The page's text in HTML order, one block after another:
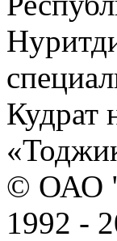
Кудрат
© ОАО
1992 -